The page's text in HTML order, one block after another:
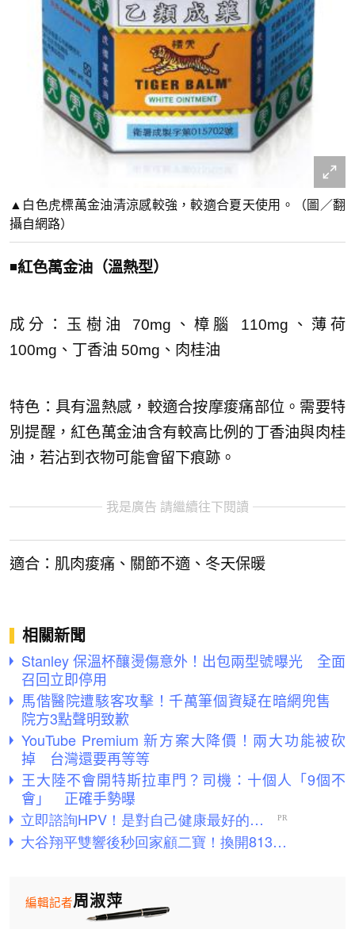
▲白色虎標萬金油清涼感較強，較適合夏天使用。（圖／翻
攝自網路）
◾紅色萬金油（溫熱型）
成分：玉樹油 70mg、樟腦 110mg、薄荷
100mg、丁香油 50mg、肉桂油
特色：具有溫熱感，較適合按摩痠痛部位。需要特
別提醒，紅色萬金油含有較高比例的丁香油與肉桂
油，若沾到衣物可能會留下痕跡。
我是廣告 請繼續往下閱讀
適合：肌肉痠痛、關節不適、冬天保暖
相關新聞
Stanley 保溫杯釀燙傷意外！出包兩型號曝光 全面
召回立即停用
馬偕醫院遭駭客攻擊！千萬筆個資疑在暗網兜售
院方3點聲明致歉
YouTube Premium 新方案大降價！兩大功能被砍
掉 台灣還要再等等
王大陸不會開特斯拉車門？司機：十個人「9個不
會」 正確手勢曝
周淑萍
編輯記者